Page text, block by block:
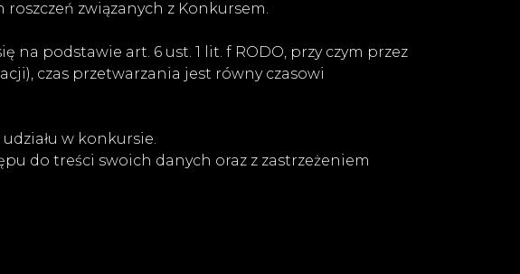
roszczeń związanych z Konkursem.
podstawie art. 6 ust. 1 lit. f RODO, przy czym przez
czas przetwarzania jest równy czasowi
w konkursie.
do treści swoich danych oraz z zastrzeżeniem